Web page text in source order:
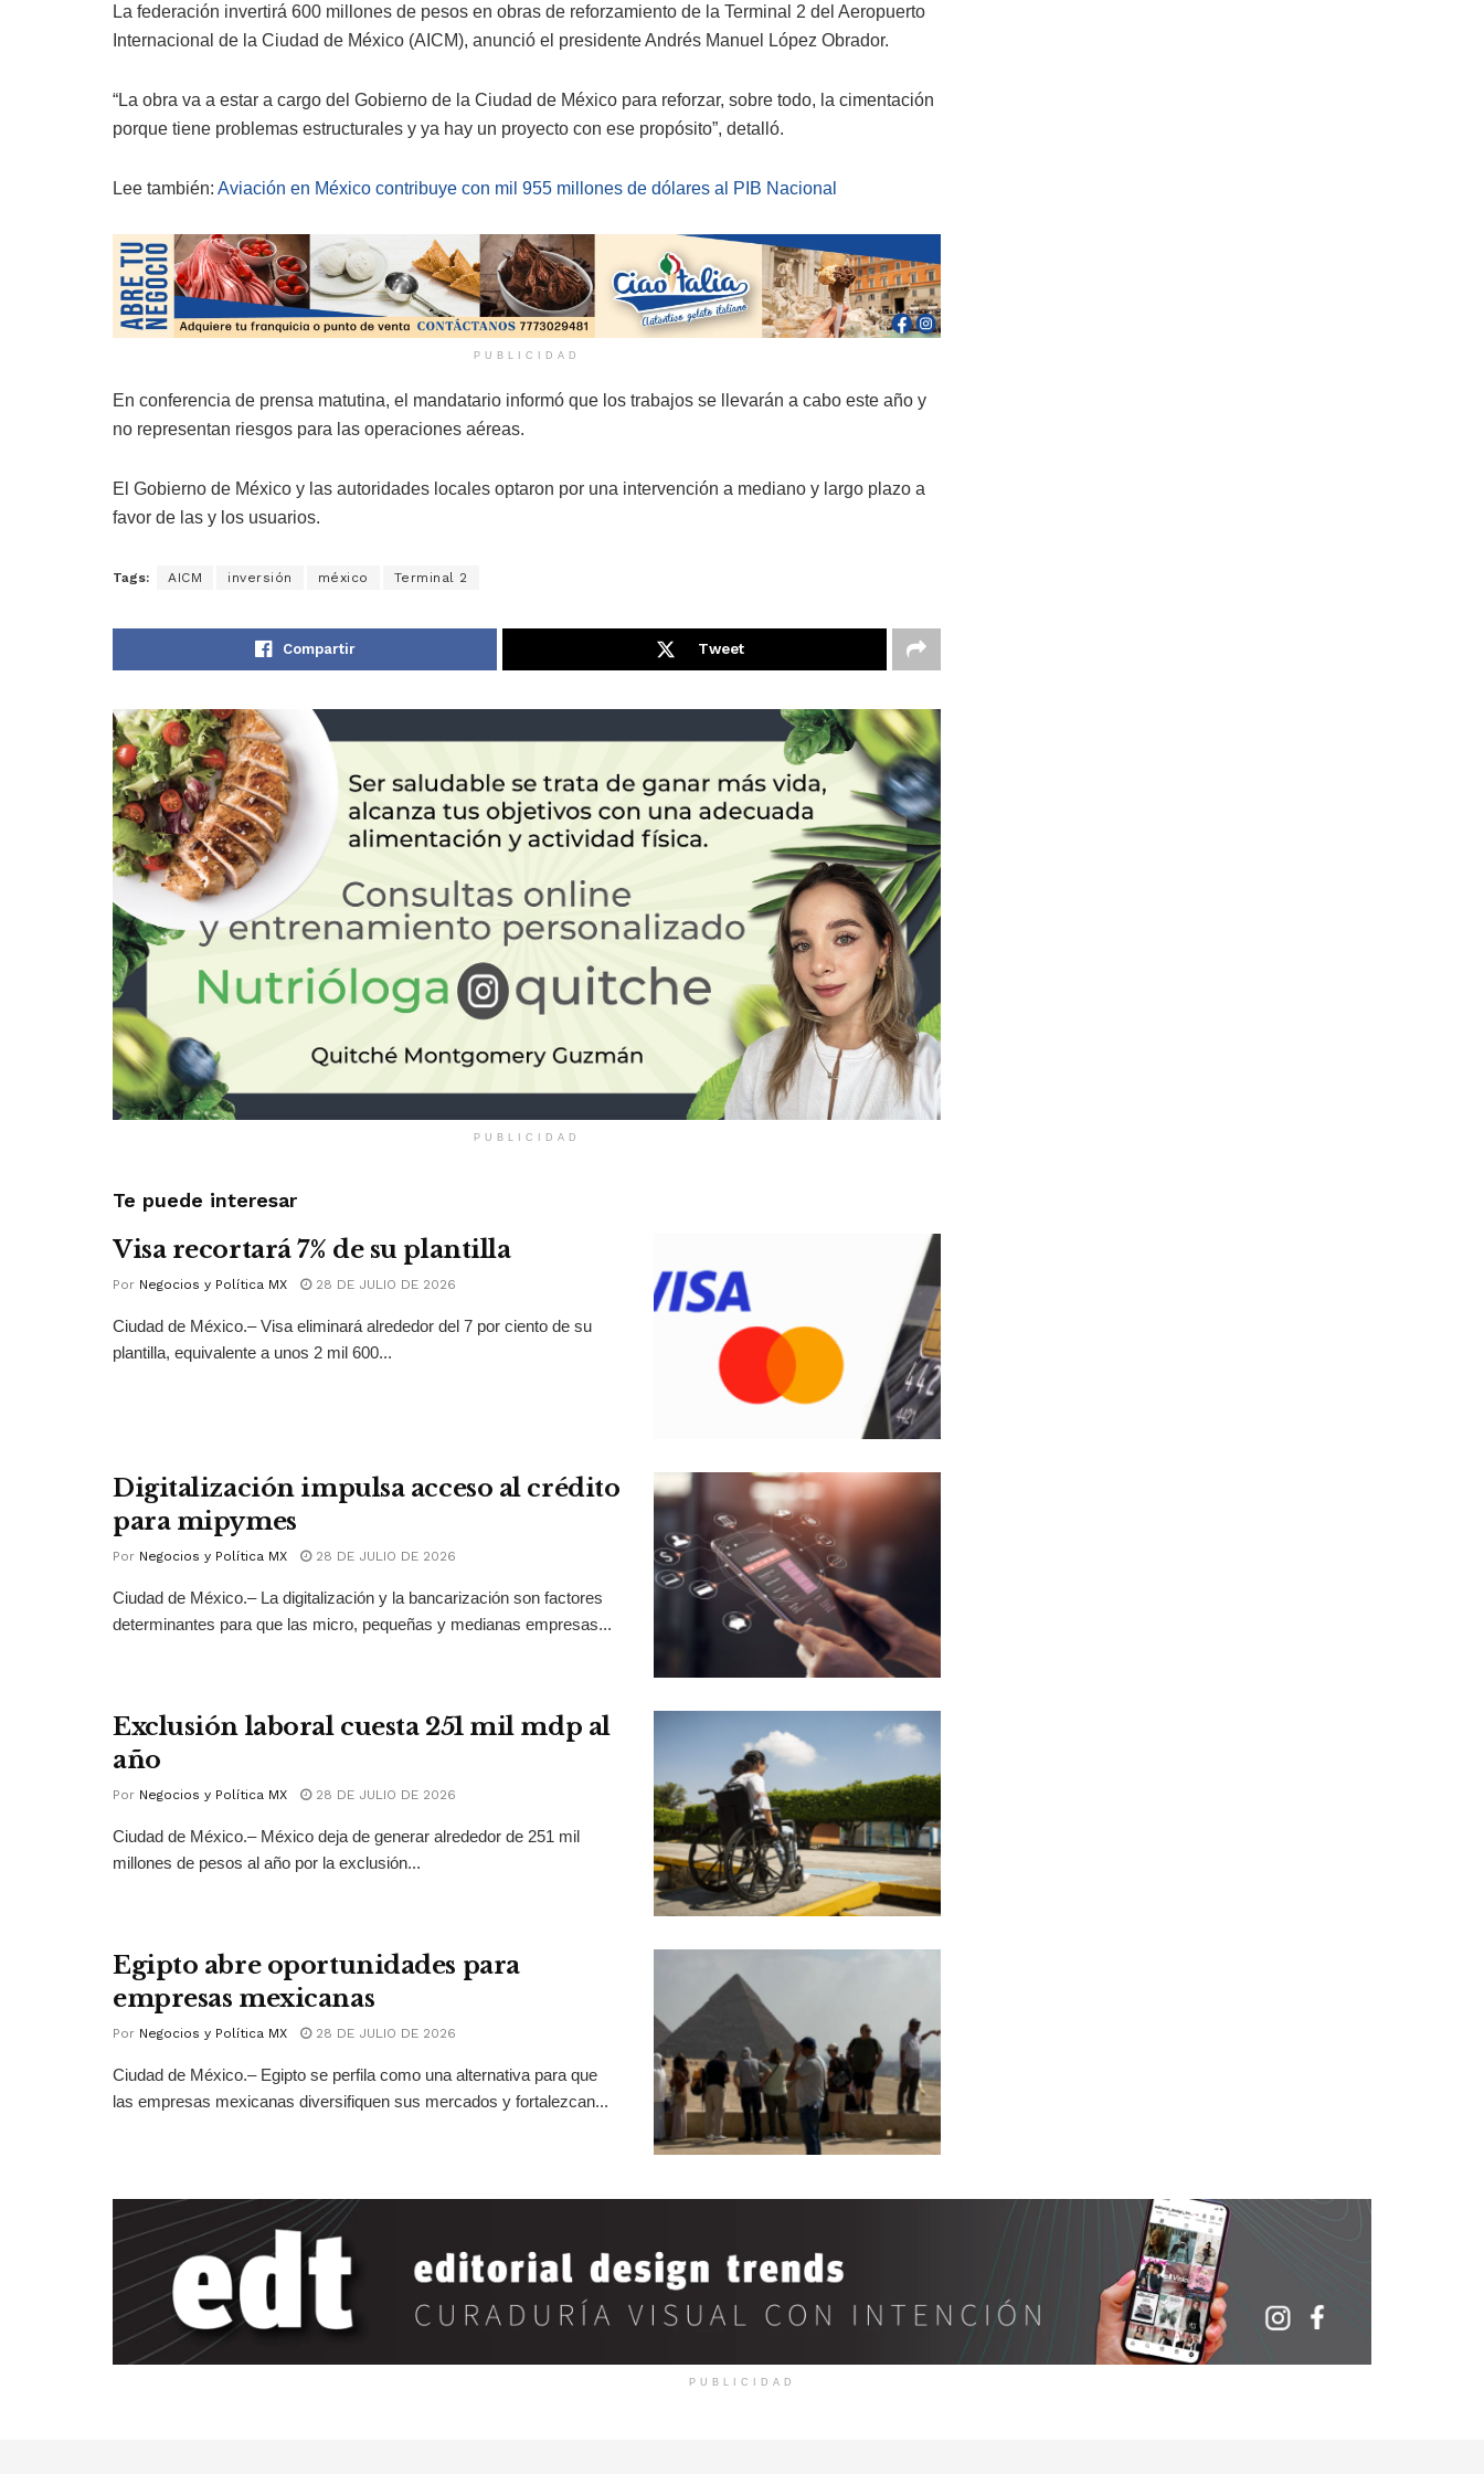
La federación invertirá 600 millones de pesos en obras de reforzamiento de la Terminal 2 del Aeropuerto
Internacional de la Ciudad de México (AICM), anunció el presidente Andrés Manuel López Obrador.
“La obra va a estar a cargo del Gobierno de la Ciudad de México para reforzar, sobre todo, la cimentación
porque tiene problemas estructurales y ya hay un proyecto con ese propósito”, detalló.
Lee también: Aviación en México contribuye con mil 955 millones de dólares al PIB Nacional
PUBLICIDAD
En conferencia de prensa matutina, el mandatario informó que los trabajos se llevarán a cabo este año y
no representan riesgos para las operaciones aéreas.
El Gobierno de México y las autoridades locales optaron por una intervención a mediano y largo plazo a
favor de las y los usuarios.
Tags: AICM inversión méxico Terminal 2
Compartir Tweet
PUBLICIDAD
Te puede interesar
Visa recortará 7% de su plantilla
Por Negocios y Política MX 28 DE JULIO DE 2026
Ciudad de México.– Visa eliminará alrededor del 7 por ciento de su
plantilla, equivalente a unos 2 mil 600...
Digitalización impulsa acceso al crédito
para mipymes
Por Negocios y Política MX 28 DE JULIO DE 2026
Ciudad de México.– La digitalización y la bancarización son factores
determinantes para que las micro, pequeñas y medianas empresas...
Exclusión laboral cuesta 251 mil mdp al
año
Por Negocios y Política MX 28 DE JULIO DE 2026
Ciudad de México.– México deja de generar alrededor de 251 mil
millones de pesos al año por la exclusión...
Egipto abre oportunidades para
empresas mexicanas
Por Negocios y Política MX 28 DE JULIO DE 2026
Ciudad de México.– Egipto se perfila como una alternativa para que
las empresas mexicanas diversifiquen sus mercados y fortalezcan...
PUBLICIDAD